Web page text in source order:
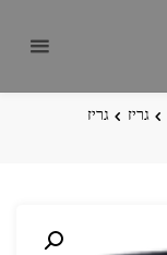
גריז
גריז